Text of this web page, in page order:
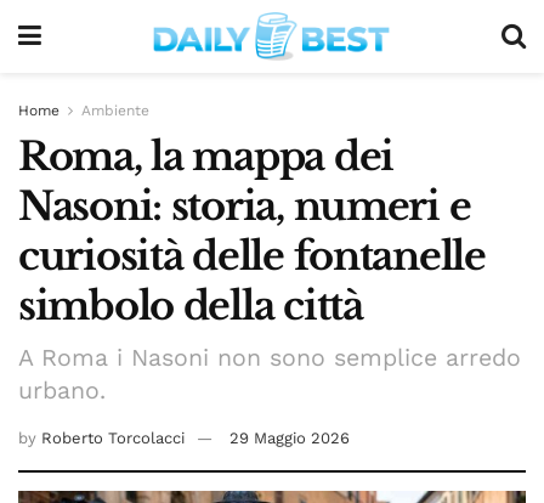
Home Ambiente
Roma, la mappa dei
Nasoni: storia, numeri e
curiosità delle fontanelle
simbolo della città
A Roma i Nasoni non sono semplice arredo
urbano.
by Roberto Torcolacci 29 Maggio 2026